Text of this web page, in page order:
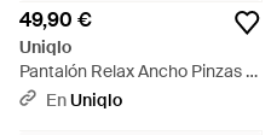
49,90 €
Uniqlo
Pantalón Relax Ancho Pinzas -
Verde
EnUniqlo